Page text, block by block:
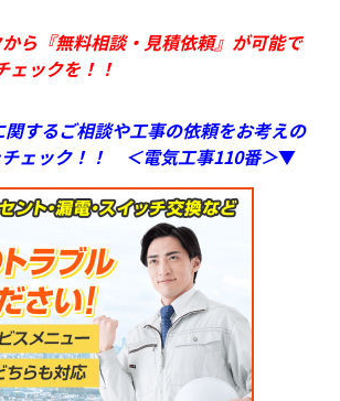
から『無料相談・見積依頼』が可能で
ェックを！！
関するご相談や工事の依頼をお考えの
ェック！！ ＜電気工事110番＞▼